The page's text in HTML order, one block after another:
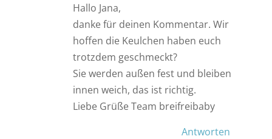
Hallo Jana,
danke für deinen Kommentar. Wir
hoffen die Keulchen haben euch
trotzdem geschmeckt?
Sie werden außen fest und bleiben
innen weich, das ist richtig.
Liebe Grüße Team breifreibaby
Antworten